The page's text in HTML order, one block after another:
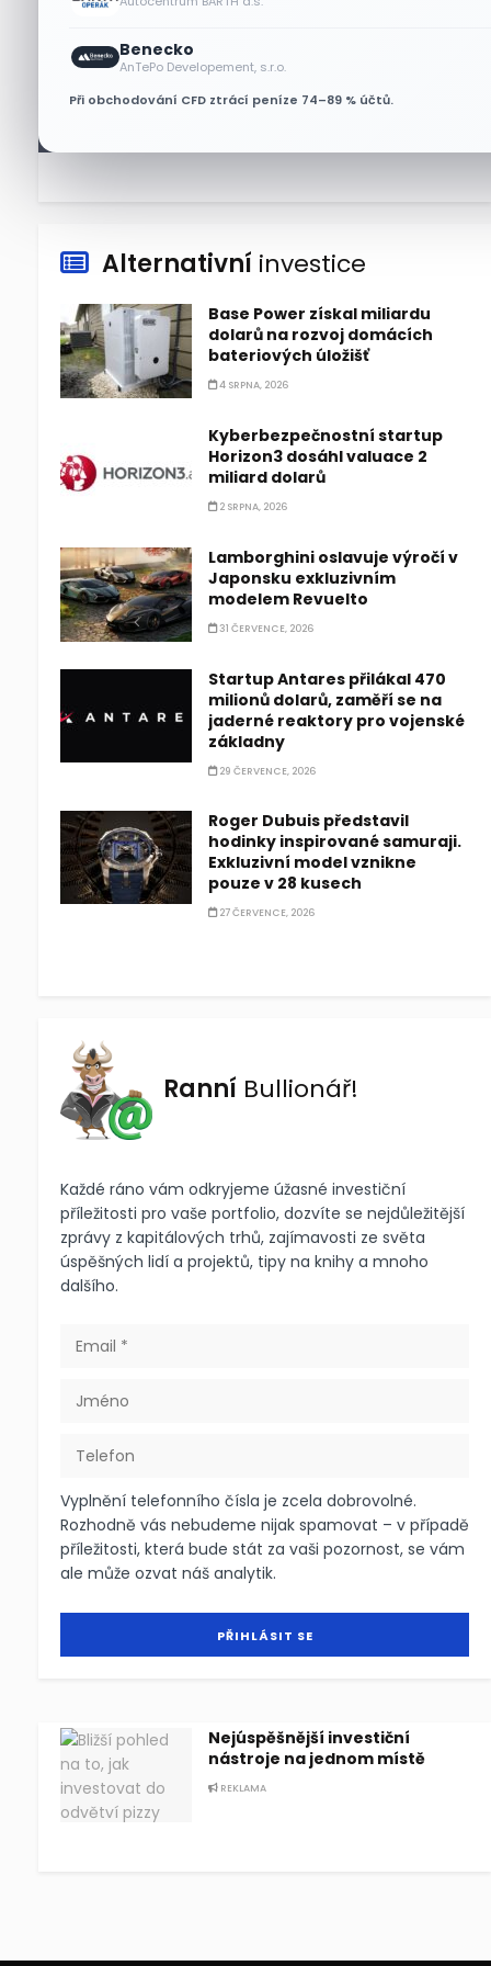
Benecko
AnTePo Developement, s.r.o.
Při obchodování CFD ztrácí peníze 74–89 % účtů.
Lisa Su zlehčuje Muskův
závazek vůči Nvidii. Akcie AMD
po výsledcích klesají
Alternativní investice
Base Power získal miliardu
dolarů na rozvoj domácích
bateriových úložišť
4 SRPNA, 2026
Kyberbezpečnostní startup
Horizon3 dosáhl valuace 2
miliard dolarů
2 SRPNA, 2026
Lamborghini oslavuje výročí v
Japonsku exkluzivním
modelem Revuelto
31 ČERVENCE, 2026
Startup Antares přilákal 470
milionů dolarů, zaměří se na
jaderné reaktory pro vojenské
základny
29 ČERVENCE, 2026
Roger Dubuis představil
hodinky inspirované samuraji.
Exkluzivní model vznikne
pouze v 28 kusech
27 ČERVENCE, 2026
Ranní Bullionář!
Každé ráno vám odkryjeme úžasné investiční
příležitosti pro vaše portfolio, dozvíte se nejdůležitější
zprávy z kapitálových trhů, zajímavosti ze světa
úspěšných lidí a projektů, tipy na knihy a mnoho
dalšího.
Vyplnění telefonního čísla je zcela dobrovolné.
Rozhodně vás nebudeme nijak spamovat – v případě
příležitosti, která bude stát za vaši pozornost, se vám
ale může ozvat náš analytik.
Nejúspěšnější investiční
nástroje na jednom místě
REKLAMA